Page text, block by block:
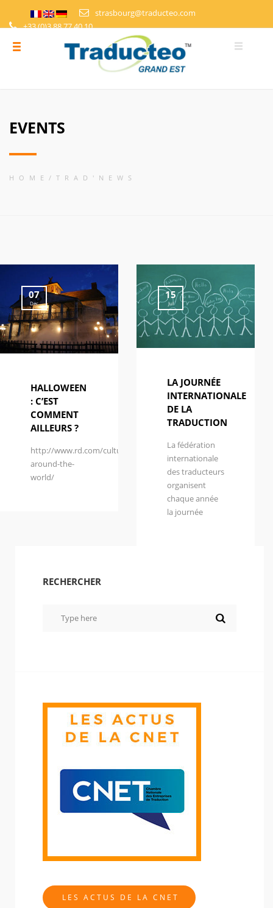
strasbourg@traducteo.com
+33 (0)3 88 77 40 10
DEMANDE DE DEVIS
ESPACE PERSONNEL
EVENTS
HOME TRAD'NEWS
07
Dec
HALLOWEEN
: C’EST
COMMENT
AILLEURS ?
http://www.rd.com/culture/halloween-
around-the-
world/
15
Jul
LA JOURNÉE
INTERNATIONALE
DE LA
TRADUCTION
La fédération
internationale
des traducteurs
organisent
chaque année
la journée
RECHERCHER
LES ACTUS DE LA CNET